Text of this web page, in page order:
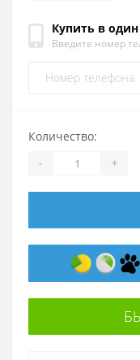
Купить в
Введите номер
Количество:
- +